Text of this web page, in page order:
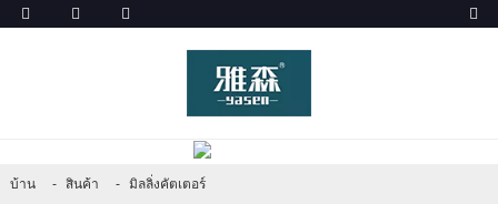
สินค้า
บ้าน สินค้า มิลลิ่งคัตเตอร์